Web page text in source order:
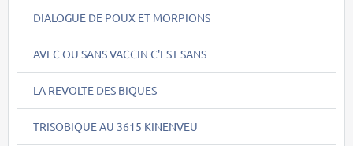
DIALOGUE DE POUX ET MORPIONS
AVEC OU SANS VACCIN C'EST SANS
LA REVOLTE DES BIQUES
TRISOBIQUE AU 3615 KINENVEU